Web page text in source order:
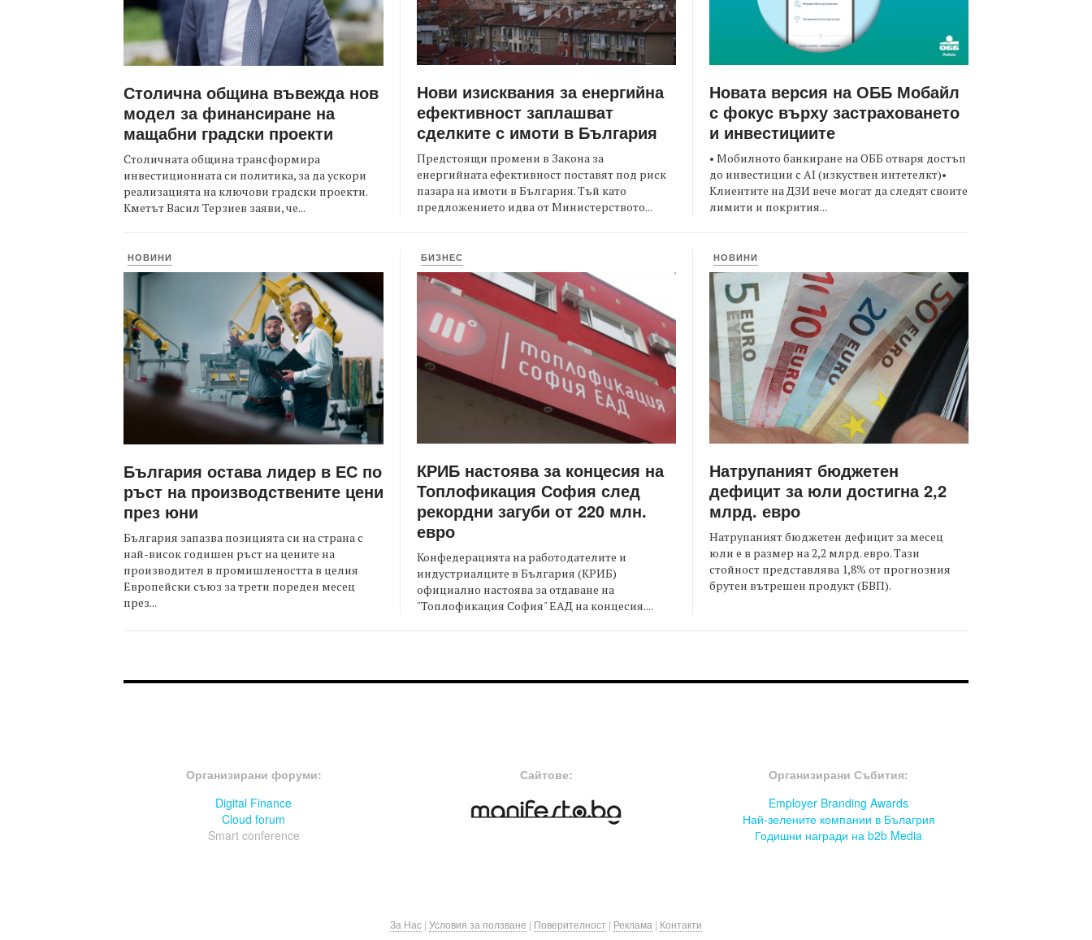
Столична община въвежда нов
модел за финансиране на
мащабни градски проекти
Столичната община трансформира
инвестиционната си политика, за да ускори
реализацията на ключови градски проекти.
Кметът Васил Терзиев заяви, че...
Нови изисквания за енергийна
ефективност заплашват
сделките с имоти в България
Предстоящи промени в Закона за
енергийната ефективност поставят под риск
пазара на имоти в България. Тъй като
предложението идва от Министерството...
Новата версия на ОББ Мобайл
с фокус върху застраховането
и инвестициите
• Мобилното банкиране на ОББ отваря достъп
до инвестиции с AI (изкуствен интетелкт)•
Клиентите на ДЗИ вече могат да следят своите
лимити и покрития...
НОВИНИ
България остава лидер в ЕС по
ръст на производствените цени
през юни
България запазва позицията си на страна с
най-висок годишен ръст на цените на
производител в промишлеността в целия
Европейски съюз за трети пореден месец
през...
БИЗНЕС
КРИБ настоява за концесия на
Топлофикация София след
рекордни загуби от 220 млн.
евро
Конфедерацията на работодателите и
индустриалците в България (КРИБ)
официално настоява за отдаване на
"Топлофикация София" ЕАД на концесия....
НОВИНИ
Натрупаният бюджетен
дефицит за юли достигна 2,2
млрд. евро
Натрупаният бюджетен дефицит за месец
юли е в размер на 2,2 млрд. евро. Тази
стойност представлява 1,8% от прогнозния
брутен вътрешен продукт (БВП).
Организирани форуми:
Digital Finance
Cloud forum
Smart conference
Сайтове:
Организирани Събития:
Employer Branding Awards
Най-зелените компании в Бълагрия
Годишни награди на b2b Media
За Нас | Условия за ползване | Поверителност | Реклама | Контакти